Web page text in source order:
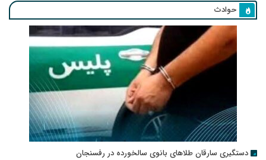
حوادث
دستگیری سارقان طلاهای بانوی سالخورده در رفسنجان